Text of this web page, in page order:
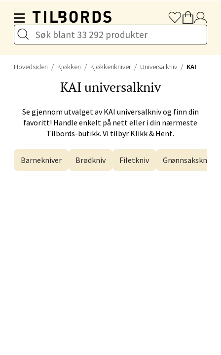
Hovedsiden Kjøkken Kjøkkenkniver Universalkniv KAI
KAI universalkniv
Se gjennom utvalget avKAI universalkniv og finn din
favoritt! Handle enkelt på nett eller i din nærmeste
Tilbords-butikk. Vi tilbyr Klikk & Hent.
Barnekniver Brødkniv Filetkniv Grønnsakskniv
Gulskogen Senter, 3048 Drammen
Åpent i dag 10-21
Velg
Stavanger og Sandnes -
Herbarium
Lars Hertervigs gate 6, 4005 Stavanger
Åpent i dag 10-20